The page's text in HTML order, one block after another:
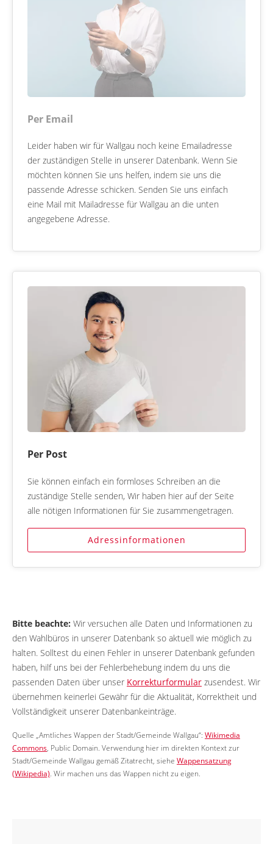
Per Email
Leider haben wir für Wallgau noch keine Emailadresse
der zuständigen Stelle in unserer Datenbank. Wenn Sie
möchten können Sie uns helfen, indem sie uns die
passende Adresse schicken. Senden Sie uns einfach
eine Mail mit Mailadresse für Wallgau an die unten
angegebene Adresse.
Per Post
Sie können einfach ein formloses Schreiben an die
zuständige Stelle senden, Wir haben hier auf der Seite
alle nötigen Informationen für Sie zusammengetragen.
Adressinformationen
Bitte beachte: Wir versuchen alle Daten und Informationen zu
den Wahlbüros in unserer Datenbank so aktuell wie möglich zu
halten. Solltest du einen Fehler in unserer Datenbank gefunden
haben, hilf uns bei der Fehlerbehebung indem du uns die
passenden Daten über unser Korrekturformular zusendest. Wir
übernehmen keinerlei Gewähr für die Aktualität, Korrektheit und
Vollständigkeit unserer Datenbankeinträge.
Quelle „Amtliches Wappen der Stadt/Gemeinde Wallgau“: Wikimedia
Commons, Public Domain. Verwendung hier im direkten Kontext zur
Stadt/Gemeinde Wallgau gemäß Zitatrecht, siehe Wappensatzung
(Wikipedia). Wir machen uns das Wappen nicht zu eigen.